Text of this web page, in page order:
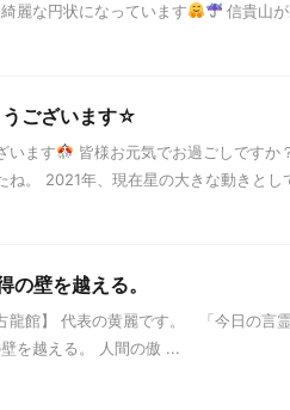
麗な円状になっています 信貴山
うございます☆
います
皆様お元気でお過ごしですか
ね。 2021年、現在星の大きな動きと
の壁を越える。
龍館】 代表の黄麗です。 「今日の
を越える。 人間の傲 ...